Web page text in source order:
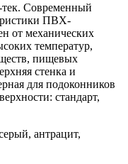
Современный
ПВХ-
от механических
температур,
пищевых
стенка и
для подоконников
стандарт,
антрацит,